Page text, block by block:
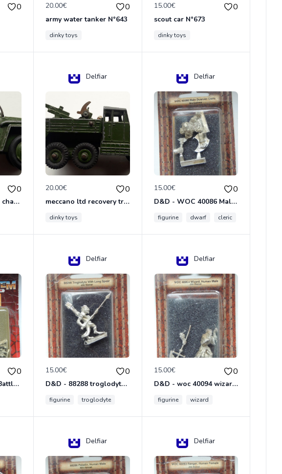
0 20.00€ 0
army water tanker N°643
dinky toys
15.00€ 0
scout car N°673
dinky toys
0
meccano ltd austin champ N°674
Delfiar
20.00€ 0
meccano ltd recovery tractor N°661
dinky toys
Delfiar
15.00€ 0
D&D - WOC 40086 Male Dwarven Cleric Miniature - Donjons Dragons
figurine dwarf cleric
0
AD&D Ral Partha Battlesystem Villains/Forgotten Realms 11-955 Miniatures
Delfiar
15.00€ 0
D&D - 88288 troglodyte with long Miniature - Donjons Dragons
figurine troglodyte
Delfiar
15.00€ 0
D&D - woc 40094 wizard human male Miniature - Donjons Dragons
figurine wizard
Delfiar Delfiar